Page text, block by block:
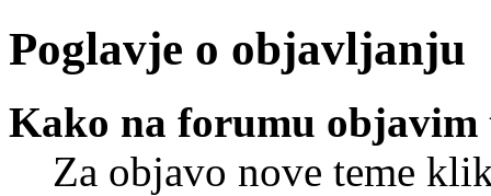
Poglavje o objavljanju
Kako na forumu objavim
Za objavo nove teme